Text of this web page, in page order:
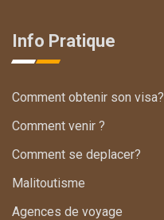
Info Pratique
Comment obtenir son visa?
Comment venir ?
Comment se deplacer?
Malitoutisme
Agences de voyage